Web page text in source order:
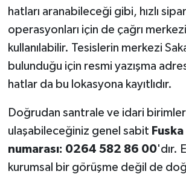
hatları aranabileceği gibi, hızlı
operasyonları için de çağrı
kullanılabilir. Tesislerin merkezi
bulunduğu için resmi yazışma
hatlar da bu lokasyona kayıtlıdır.
Doğrudan santrale ve idari
ulaşabileceğiniz genel sabit
numarası: 0264 582 86 00'dır.
kurumsal bir görüşme değil de